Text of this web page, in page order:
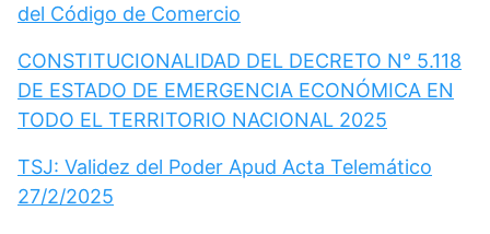
del Código de Comercio
CONSTITUCIONALIDAD DEL DECRETO N° 5.118
DE ESTADO DE EMERGENCIA ECONÓMICA EN
TODO EL TERRITORIO NACIONAL 2025
TSJ: Validez del Poder Apud Acta Telemático
27/2/2025